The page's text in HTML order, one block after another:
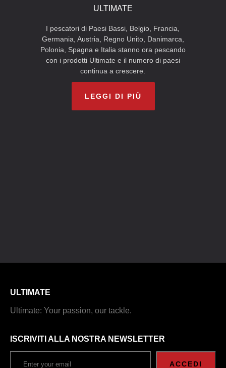
ULTIMATE
I pescatori di Paesi Bassi, Belgio, Francia,
Germania, Austria, Regno Unito, Danimarca,
Polonia, Spagna e Italia stanno ora pescando
con i prodotti Ultimate e il numero di paesi
continua a crescere.
LEGGI DI PIÙ
ULTIMATE
Ultimate: Your passion, our tackle.
ISCRIVITI ALLA NOSTRA NEWSLETTER
ACCEDI